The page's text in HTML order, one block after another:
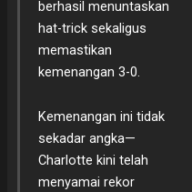
berhasil menuntaskan
hat-trick sekaligus
memastikan
kemenangan 3-0.
Kemenangan ini tidak
sekadar angka—
Charlotte kini telah
menyamai rekor